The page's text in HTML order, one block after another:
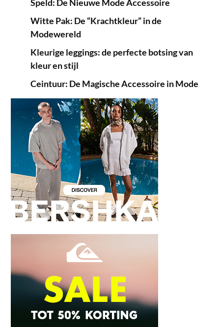
Speld: De Nieuwe Mode Accessoire
Witte Pak: De “Krachtkleur” in de
Modewereld
Kleurige leggings: de perfecte botsing van
kleur en stijl
Ceintuur: De Magische Accessoire in Mode